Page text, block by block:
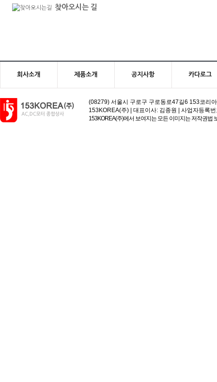
찾아오시는 길
회사소개 제품소개 공지사항 카다로그
(08279) 서울시 구로구 구로동로47길6 153코리
153KOREA(주) | 대표이사: 김종원 | 사업자등록
153KOREA(주)에서 보여지는 모든 이미지는 저작권법